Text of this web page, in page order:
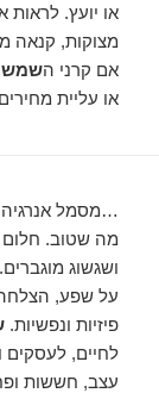
או יועץ. לראות
מצוקות, קנאה
אם קרני השמש
או עליית
…מסמל
מה שטוב.
ושגשוג
על שפע, הצלחה,
פיזיות ונפשיות.
לחיים, לעסקים
עצב, חששות